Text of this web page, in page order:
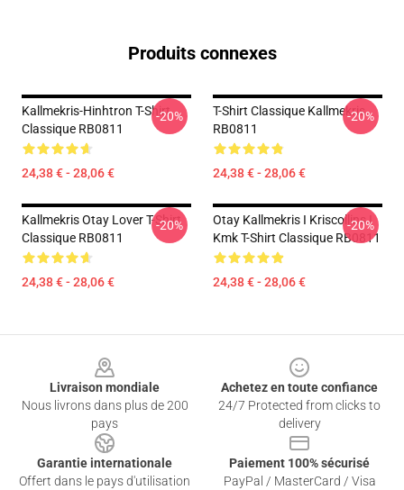
Produits connexes
Kallmekris-Hinhtron T-Shirt
Classique RB0811
24,38 € - 28,06 €
-20%
T-Shirt Classique Kallmekris
RB0811
24,38 € - 28,06 €
-20%
Kallmekris Otay Lover T-Shirt
Classique RB0811
24,38 € - 28,06 €
-20%
Otay Kallmekris I Kriscollins I
Kmk T-Shirt Classique RB0811
24,38 € - 28,06 €
-20%
Livraison mondiale
Nous livrons dans plus de 200
pays
Achetez en toute confiance
24/7 Protected from clicks to
delivery
Garantie internationale
Offert dans le pays d'utilisation
Paiement 100% sécurisé
PayPal / MasterCard / Visa